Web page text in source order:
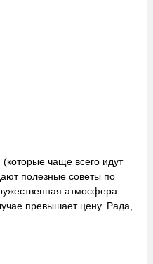
чаще всего идут
полезные советы по
атмосфера.
превышает цену. Рада,